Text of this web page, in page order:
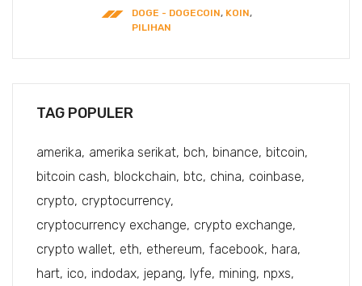
DOGE - DOGECOIN, KOIN,
PILIHAN
TAG POPULER
amerika amerika serikat bch binance bitcoin
bitcoin cash blockchain btc china coinbase
crypto cryptocurrency
cryptocurrency exchange crypto exchange
crypto wallet eth ethereum facebook hara
hart ico indodax jepang lyfe mining npxs